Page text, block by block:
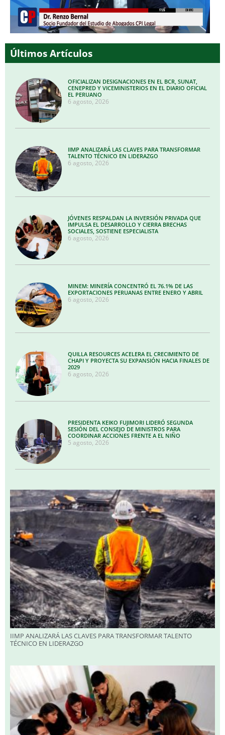
Últimos Artículos
OFICIALIZAN DESIGNACIONES EN EL BCR, SUNAT,
CENEPRED Y VICEMINISTERIOS EN EL DIARIO OFICIAL
EL PERUANO
6 agosto, 2026
IIMP ANALIZARÁ LAS CLAVES PARA TRANSFORMAR
TALENTO TÉCNICO EN LIDERAZGO
6 agosto, 2026
JÓVENES RESPALDAN LA INVERSIÓN PRIVADA QUE
IMPULSA EL DESARROLLO Y CIERRA BRECHAS
SOCIALES, SOSTIENE ESPECIALISTA
6 agosto, 2026
MINEM: MINERÍA CONCENTRÓ EL 76.1% DE LAS
EXPORTACIONES PERUANAS ENTRE ENERO Y ABRIL
6 agosto, 2026
QUILLA RESOURCES ACELERA EL CRECIMIENTO DE
CHAPI Y PROYECTA SU EXPANSIÓN HACIA FINALES DE
2029
6 agosto, 2026
PRESIDENTA KEIKO FUJIMORI LIDERÓ SEGUNDA
SESIÓN DEL CONSEJO DE MINISTROS PARA
COORDINAR ACCIONES FRENTE A EL NIÑO
5 agosto, 2026
IIMP ANALIZARÁ LAS CLAVES PARA TRANSFORMAR TALENTO
TÉCNICO EN LIDERAZGO